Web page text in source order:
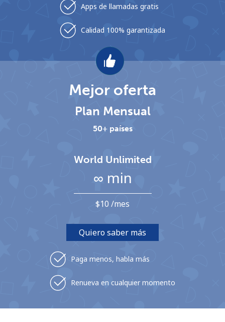
Mínimo 8 caracteres
Una letra mayúscula y una minúscula
Al abrir una cuenta en este sitio web, estoy de acuerdo con
Términos y condiciones.
Apps de llamadas gratis
Calidad 100% garantizada
Mejor oferta
Plan Mensual
50+ países
World Unlimited
∞ min
⁦$10⁩ /mes
Quiero saber más
Paga menos, habla más
Renueva en cualquier momento